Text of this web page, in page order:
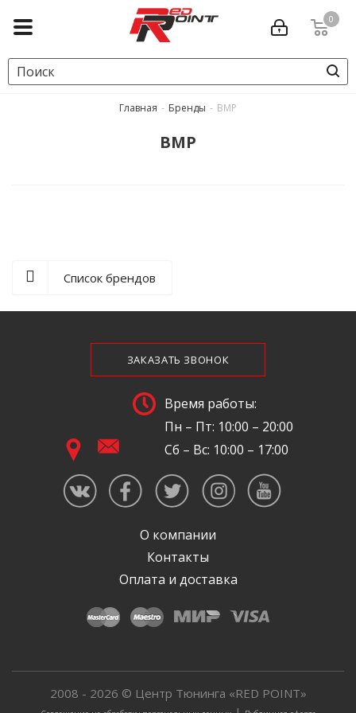
0
Главная - Бренды - BMP
BMP
Список брендов
ЗАКАЗАТЬ ЗВОНОК
Время работы:
Пн – Пт: 10:00 – 20:00
Сб – Вс: 10:00 – 17:00
О компании
Контакты
Оплата и доставка
2008 - 2026 © Центр Тюнинга «RED POINT»